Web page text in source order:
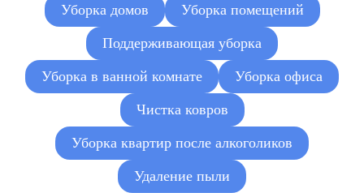
Обработка от плесени
от 3000 руб.
Уборка домов Уборка помещений
Поддерживающая уборка
Уборка в ванной комнате Уборка офиса
Чистка ковров
Уборка квартир после алкоголиков
Удаление пыли